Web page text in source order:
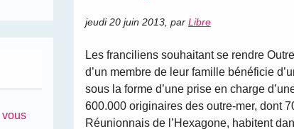
jeudi 20 juin 2013, par Libre
Les franciliens souhaitant se rendre
d’un membre de leur famille bénéficie
sous la forme d’une prise en charge
600.000 originaires des outre-mer, dont
Réunionnais de l’Hexagone, habitent
vous